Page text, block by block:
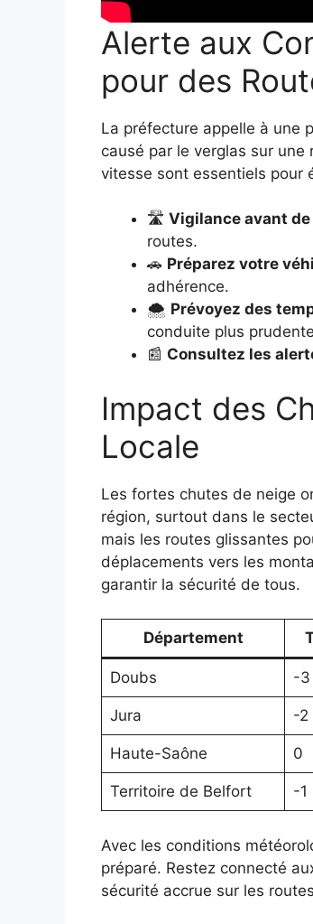
Alerte aux
pour des
La préfecture appelle à une
causé par le verglas sur
vitesse sont essentiels pour
🛣️ Vigilance avant
routes.
🚗 Préparez votre
adhérence.
🌨️ Prévoyez des
conduite plus
📰 Consultez les
Impact des
Locale
Les fortes chutes de neige
région, surtout dans le
mais les routes glissantes
déplacements vers les
garantir la sécurité de tous.
Département
Doubs -3
Jura -2
Haute-Saône 0
Territoire de Belfort -1
Avec les conditions
préparé. Restez connecté
sécurité accrue sur les